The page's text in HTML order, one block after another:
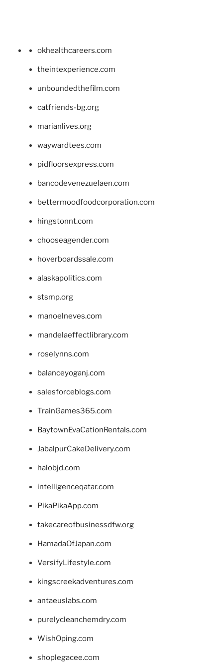
okhealthcareers.com
theintexperience.com
unboundedthefilm.com
catfriends-bg.org
marianlives.org
waywardtees.com
pidfloorsexpress.com
bancodevenezuelaen.com
bettermoodfoodcorporation.com
hingstonnt.com
chooseagender.com
hoverboardssale.com
alaskapolitics.com
stsmp.org
manoelneves.com
mandelaeffectlibrary.com
roselynns.com
balanceyoganj.com
salesforceblogs.com
TrainGames365.com
BaytownEvaCationRentals.com
JabalpurCakeDelivery.com
halobjd.com
intelligenceqatar.com
PikaPikaApp.com
takecareofbusinessdfw.org
HamadaOfJapan.com
VersifyLifestyle.com
kingscreekadventures.com
antaeuslabs.com
purelycleanchemdry.com
WishOping.com
shoplegacee.com